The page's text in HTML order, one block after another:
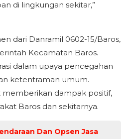
di lingkungan sekitar,”
dari Danramil 0602-15/Baros,
Kecamatan Baros.
dalam upaya pencegahan
ketentraman umum.
memberikan dampak positif,
Baros dan sekitarnya.
Dan Opsen Jasa